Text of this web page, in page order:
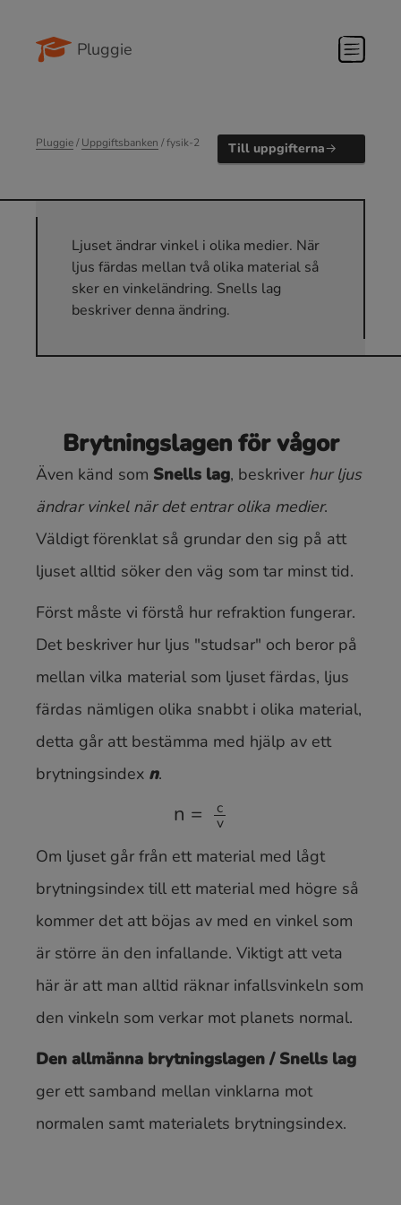
Pluggie
Pluggie/Uppgiftsbanken / fysik-2 Till uppgifterna
Ljuset ändrar vinkel i olika medier. När
ljus färdas mellan två olika material så
sker en vinkeländring. Snells lag
beskriver denna ändring.
Brytningslagen för vågor
Även känd som Snells lag, beskriver hur ljus
ändrar vinkel när det entrar olika medier.
Väldigt förenklat så grundar den sig på att
ljuset alltid söker den väg som tar minst tid.
Först måste vi förstå hur refraktion fungerar.
Det beskriver hur ljus "studsar" och beror på
mellan vilka material som ljuset färdas, ljus
färdas nämligen olika snabbt i olika material,
detta går att bestämma med hjälp av ett
brytningsindex n.
n=cv
Om ljuset går från ett material med lågt
brytningsindex till ett material med högre så
kommer det att böjas av med en vinkel som
är större än den infallande. Viktigt att veta
här är att man alltid räknar infallsvinkeln som
den vinkeln som verkar mot planets normal.
Den allmänna brytningslagen / Snells lag
ger ett samband mellan vinklarna mot
normalen samt materialets brytningsindex.